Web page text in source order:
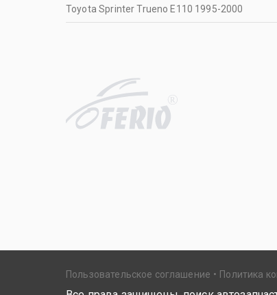
Toyota Sprinter Trueno E110 1995-2000
R
Пользовательское соглашение Политика